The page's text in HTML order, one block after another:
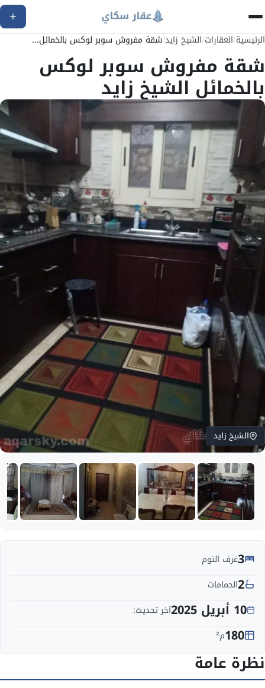
الرئيسية/العقارات/الشيخ زايد/شقة مفروش سوبر لوكس بالخمائل...
شقة مفروش سوبر لوكس
بالخمائل الشيخ زايد
الشيخ زايد
3غرف النوم
2الحمامات
10 أبريل 2025 آخر تحديث:
180م²
نظرة عامة